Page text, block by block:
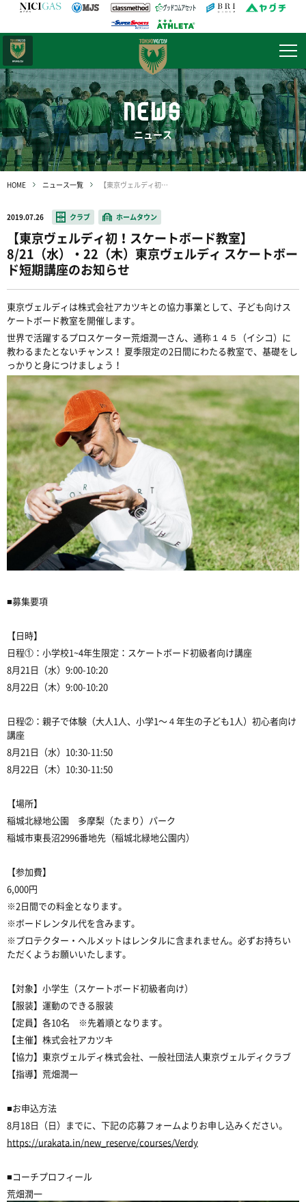
NEWS
ニュース
HOME ニュース一覧 【東京ヴェルディ初！スケートボード教室】8/21（水）・22（木）東京ヴェルディ スケートボード短期講座のお知らせ
2019.07.26 クラブ ホームタウン
【東京ヴェルディ初！スケートボード教室】
8/21（水）・22（木）東京ヴェルディ スケートボー
ド短期講座のお知らせ
東京ヴェルディは株式会社アカツキとの協力事業として、子ども向けス
ケートボード教室を開催します。
世界で活躍するプロスケーター荒畑潤一さん、通称１４５（イシコ）に
教わるまたとないチャンス！ 夏季限定の2日間にわたる教室で、基礎をし
っかりと身につけましょう！
■募集要項
【日時】
日程①：小学校1~4年生限定：スケートボード初級者向け講座
8月21日（水）9:00-10:20
8月22日（木）9:00-10:20
日程②：親子で体験（大人1人、小学1〜４年生の子ども1人）初心者向け
講座
8月21日（水）10:30-11:50
8月22日（木）10:30-11:50
【場所】
稲城北緑地公園 多摩梨（たまり）パーク
稲城市東長沼2996番地先（稲城北緑地公園内）
【参加費】
6,000円
※2日間での料金となります。
※ボードレンタル代を含みます。
※プロテクター・ヘルメットはレンタルに含まれません。必ずお持ちい
ただくようお願いいたします。
【対象】小学生（スケートボード初級者向け）
【服装】運動のできる服装
【定員】各10名 ※先着順となります。
【主催】株式会社アカツキ
【協力】東京ヴェルディ株式会社、一般社団法人東京ヴェルディクラブ
【指導】荒畑潤一
■お申込方法
8月18日（日）までに、下記の応募フォームよりお申し込みください。
https://urakata.in/new_reserve/courses/Verdy
■コーチプロフィール
荒畑潤一